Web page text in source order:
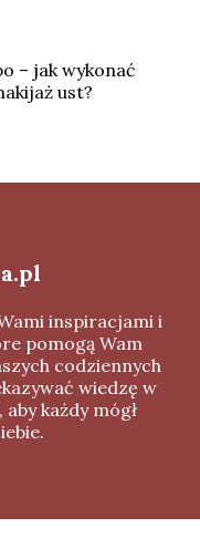
– jak wykonać
ust?
inspiracjami i
pomogą Wam
codziennych
wiedzę w
każdy mógł